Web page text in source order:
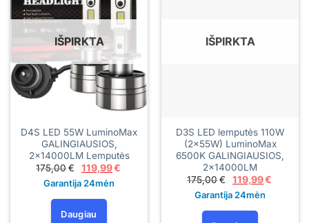
IŠPIRKTA
D4S LED 55W LuminoMax
GALINGIAUSIOS,
2x14000LM Lemputės
175,00€
Original
price
was:
119,99€
Garantija 24mėn
Daugiau
IŠPIRKTA
D3S LED lemputės 110W
(2×55W) LuminoMax
6500K GALINGIAUSIOS,
2×14000LM
175,00€
Original
price
was:
119,99€
Garantija 24mėn